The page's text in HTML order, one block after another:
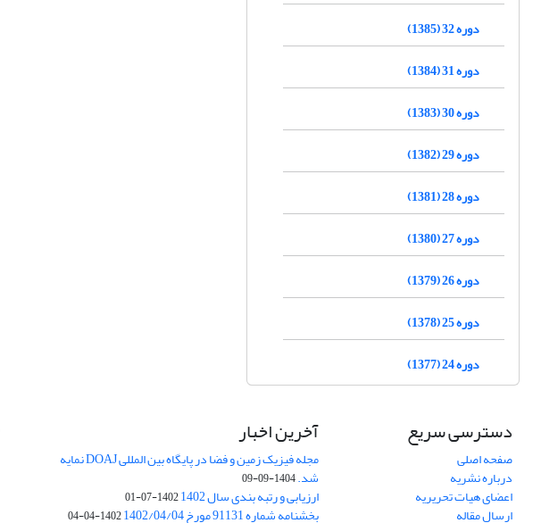
دوره 32 (1385)
دوره 31 (1384)
دوره 30 (1383)
دوره 29 (1382)
دوره 28 (1381)
دوره 27 (1380)
دوره 26 (1379)
دوره 25 (1378)
دوره 24 (1377)
دسترسی سریع
صفحه اصلی
درباره نشریه
اعضای هیات تحریریه
ارسال مقاله
آخرین اخبار
مجله فیزیک زمین و فضا در پایگاه بین المللی DOAJ نمایه
شد.1404-09-09
ارزیابی و رتبه بندی سال 1402 1402-07-01
بخشنامه شماره 91131 مورخ 1402/04/04 1402-04-04